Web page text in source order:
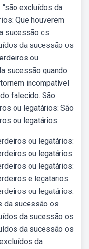
excluídos da
Que houverem
sucessão os
da sucessão os
ou
sucessão quando
incompatível
falecido. São
ou legatários: São
ou legatários:
ou legatários:
ou legatários:
ou legatários:
e legatários:
ou legatários:
da sucessão os
da sucessão os
da sucessão os
da